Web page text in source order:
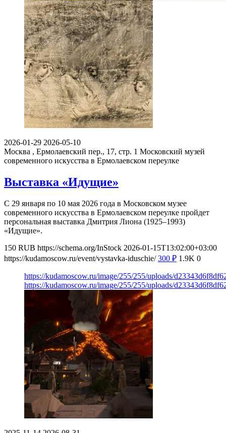
2026-01-29 2026-05-10
Москва , Ермолаевский пер., 17, стр. 1 Московский музей
современного искусства в Ермолаевском переулке
Выставка «Идущие»
С 29 января по 10 мая 2026 года в Московском музее
современного искусства в Ермолаевском переулке пройдет
персональная выставка Дмитрия Лиона (1925–1993)
«Идущие».
150 RUB https://schema.org/InStock 2026-01-15T13:02:00+03:00
https://kudamoscow.ru/event/vystavka-iduschie/ 300 ₽ 1.9K 0
https://kudamoscow.ru/image/255/255/uploads/
https://kudamoscow.ru/image/255/255/uploads/